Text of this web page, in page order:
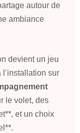
autour de
ambiance
devient un jeu
l’installation sur
le volet, des
et un choix